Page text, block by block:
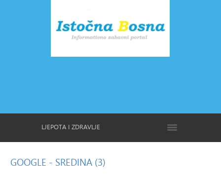
LJEPOTA I ZDRAVLJE
GOOGLE - SREDINA (3)